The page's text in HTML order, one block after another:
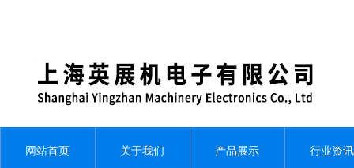
网站首页 关于我们 产品展示 行业资讯